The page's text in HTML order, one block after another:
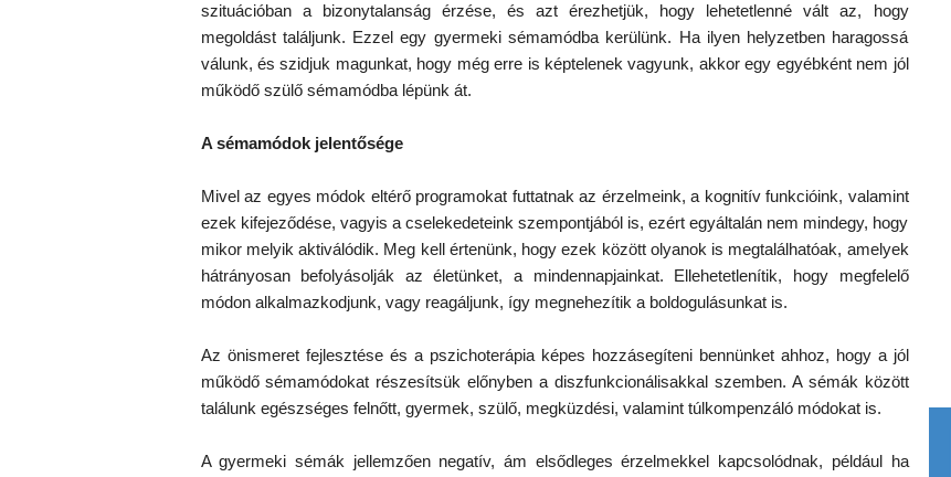
szituációban a bizonytalanság érzése, és azt érezhetjük, hogy lehetetlenné vált az, hogy
megoldást találjunk. Ezzel egy gyermeki sémamódba kerülünk. Ha ilyen helyzetben haragossá
válunk, és szidjuk magunkat, hogy még erre is képtelenek vagyunk, akkor egy egyébként nem jól
működő szülő sémamódba lépünk át.
A sémamódok jelentősége
Mivel az egyes módok eltérő programokat futtatnak az érzelmeink, a kognitív funkcióink, valamint
ezek kifejeződése, vagyis a cselekedeteink szempontjából is, ezért egyáltalán nem mindegy, hogy
mikor melyik aktiválódik. Meg kell értenünk, hogy ezek között olyanok is megtalálhatóak, amelyek
hátrányosan befolyásolják az életünket, a mindennapjainkat. Ellehetetlenítik, hogy megfelelő
módon alkalmazkodjunk, vagy reagáljunk, így megnehezítik a boldogulásunkat is.
Az önismeret fejlesztése és a pszichoterápia képes hozzásegíteni bennünket ahhoz, hogy a jól
működő sémamódokat részesítsük előnyben a diszfunkcionálisakkal szemben. A sémák között
találunk egészséges felnőtt, gyermek, szülő, megküzdési, valamint túlkompenzáló módokat is.
A gyermeki sémák jellemzően negatív, ám elsődleges érzelmekkel kapcsolódnak, például ha